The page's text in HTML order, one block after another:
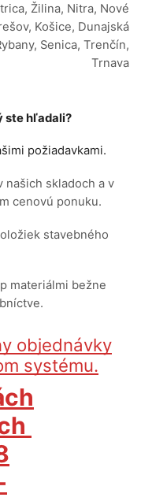
Žilina, Nitra, Nové
Košice, Dunajská
Senica, Trenčín,
Trnava
ste hľadali?
požiadavkami.
našich skladoch a v
cenovú ponuku.
stavebného
materiálmi bežne
objednávky
systému.